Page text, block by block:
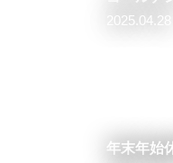
2025.04.28
年末年始